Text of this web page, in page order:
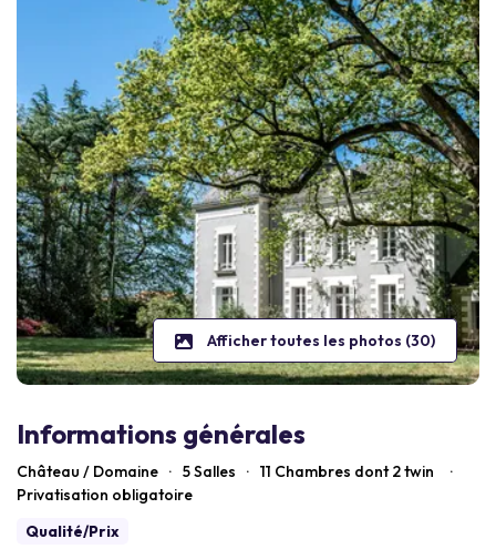
Afficher toutes les photos (30)
Informations générales
Château / Domaine · 5 Salles · 11 Chambres dont 2 twin
·
Privatisation obligatoire
Qualité/Prix